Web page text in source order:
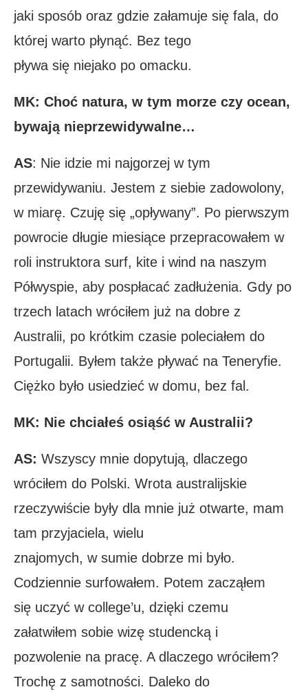
jaki sposób oraz gdzie załamuje się fala, do
której warto płynąć. Bez tego
pływa się niejako po omacku.
MK: Choć natura, w tym morze czy ocean,
bywają nieprzewidywalne…
AS: Nie idzie mi najgorzej w tym
przewidywaniu. Jestem z siebie zadowolony,
w miarę. Czuję się „opływany”. Po pierwszym
powrocie długie miesiące przepracowałem w
roli instruktora surf, kite i wind na naszym
Półwyspie, aby pospłacać zadłużenia. Gdy po
trzech latach wróciłem już na dobre z
Australii, po krótkim czasie poleciałem do
Portugalii. Byłem także pływać na Teneryfie.
Ciężko było usiedzieć w domu, bez fal.
MK: Nie chciałeś osiąść w Australii?
AS: Wszyscy mnie dopytują, dlaczego
wróciłem do Polski. Wrota australijskie
rzeczywiście były dla mnie już otwarte, mam
tam przyjaciela, wielu
znajomych, w sumie dobrze mi było.
Codziennie surfowałem. Potem zacząłem
się uczyć w college’u, dzięki czemu
załatwiłem sobie wizę studencką i
pozwolenie na pracę. A dlaczego wróciłem?
Trochę z samotności. Daleko do